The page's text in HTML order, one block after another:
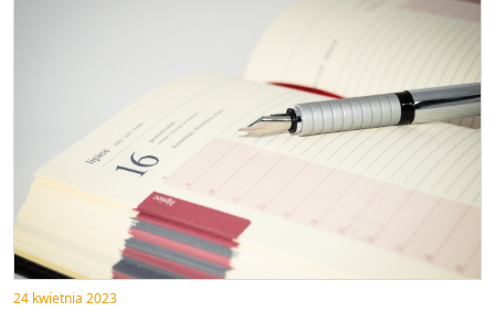
24 kwietnia 2023